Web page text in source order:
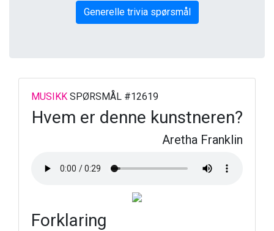
Generelle trivia spørsmål
MUSIKK SPØRSMÅL #12619
Hvem er denne kunstneren?
Aretha Franklin
Forklaring